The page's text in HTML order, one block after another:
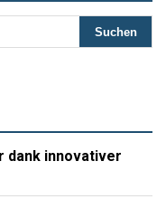
dank innovativer